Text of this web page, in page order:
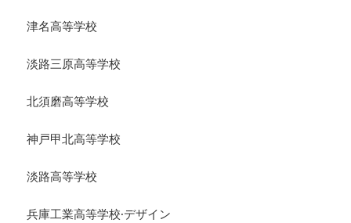
津名高等学校
淡路三原高等学校
北須磨高等学校
神戸甲北高等学校
淡路高等学校
兵庫工業高等学校·デザイン